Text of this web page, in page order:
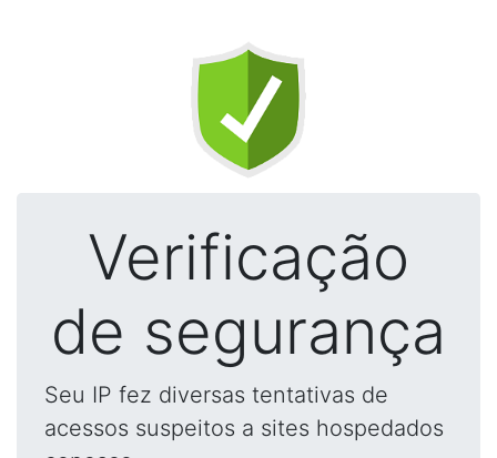
Verificação
de segurança
Seu IP fez diversas tentativas de
acessos suspeitos a sites hospedados